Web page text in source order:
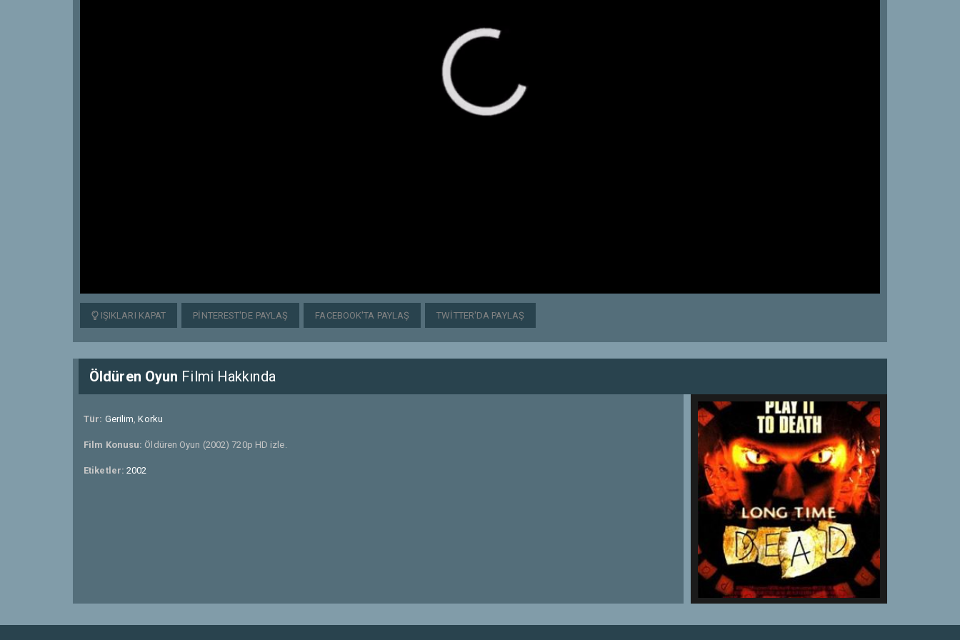
IŞIKLARI KAPAT PINTEREST'DE PAYLAŞ FACEBOOK'TA PAYLAŞ TWITTER'DA PAYLAŞ
Öldüren Oyun Filmi Hakkında
Tür: Gerilim,Korku
Film Konusu: Öldüren Oyun (2002) 720p HD izle.
Etiketler:2002